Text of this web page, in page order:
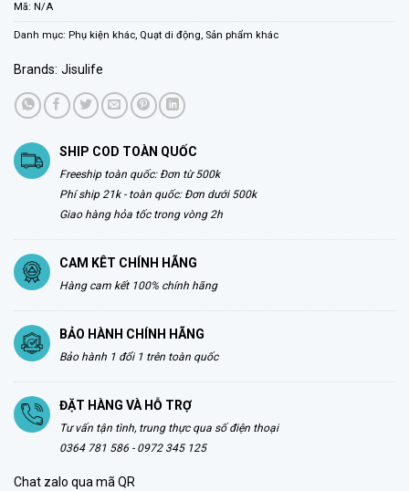
Mã: N/A
Danh mục: Phụ kiện khác, Quạt di động, Sản phẩm khác
Brands: Jisulife
SHIP COD TOÀN QUỐC
Freeship toàn quốc: Đơn từ 500k
Phí ship 21k - toàn quốc: Đơn dưới 500k
Giao hàng hỏa tốc trong vòng 2h
CAM KÊT CHÍNH HÃNG
Hàng cam kết 100% chính hãng
BẢO HÀNH CHÍNH HÃNG
Bảo hành 1 đổi 1 trên toàn quốc
ĐẶT HÀNG VÀ HỖ TRỢ
Tư vấn tận tình, trung thực qua số điện thoại
0364 781 586 - 0972 345 125
Chat zalo qua mã QR